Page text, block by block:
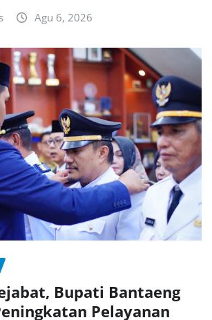
Agu 6, 2026
Bupati Bantaeng
Pelayanan